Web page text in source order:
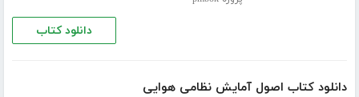
دانلود کتاب
دانلود کتاب اصول آمایش نظامی هوایی